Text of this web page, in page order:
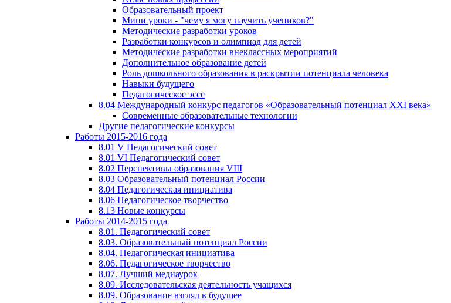
Образовательный проект
Мини уроки - "чему я могу научить учеников?"
Методические разработки уроков
Разработки конкурсов и олимпиад для детей
Методические разработки внеклассных мероприятий
Дополнительное образование детей
Роль дошкольного образования в раскрытии потенциала человека
Навыки будущего
Педагогическое эссе
8.04 Международный конкурс педагогов «Образовательный потенциал XXI века»
Современные образовательные технологии
Другие педагогические конкурсы
Работы 2015-2016 года
8.01 V Педагогический совет
8.01 VI Педагогический совет
8.02 Перспективы образования VIII
8.03 Образовательный потенциал России
8.04 Педагогическая инициатива
8.06 Педагогическое творчество
8.13 Новые конкурсы
Работы 2014-2015 года
8.01. Педагогический совет
8.03. Образовательный потенциал России
8.04. Педагогическая инициатива
8.06. Педагогическое творчество
8.07. Лучший медиаурок
8.09. Исследовательская деятельность учащихся
8.09. Образование взгляд в будущее